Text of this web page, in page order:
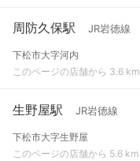
周防久保駅 JR岩徳線
下松市大字河内
このページの店舗から 3.6 km
生野屋駅 JR岩徳線
下松市大字生野屋
このページの店舗から 5.6 km